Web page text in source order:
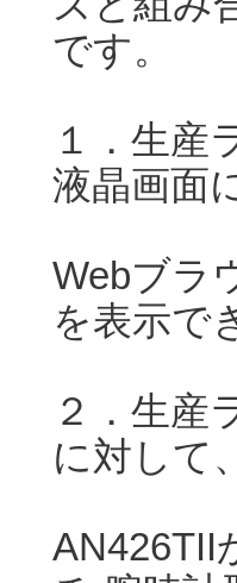
です。
１．生産
液晶画面
Webブラ
を表示で
２．生産
に対して
AN426TII